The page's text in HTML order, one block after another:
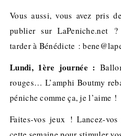
Vous aussi, vous avez pris
publier sur LaPeniche.net
tarder à Bénédicte :
Lundi, 1ère journée :
rouges… L’amphi Boutmy
péniche comme ça, je l’aime !
Faites-vos jeux ! Lancez-